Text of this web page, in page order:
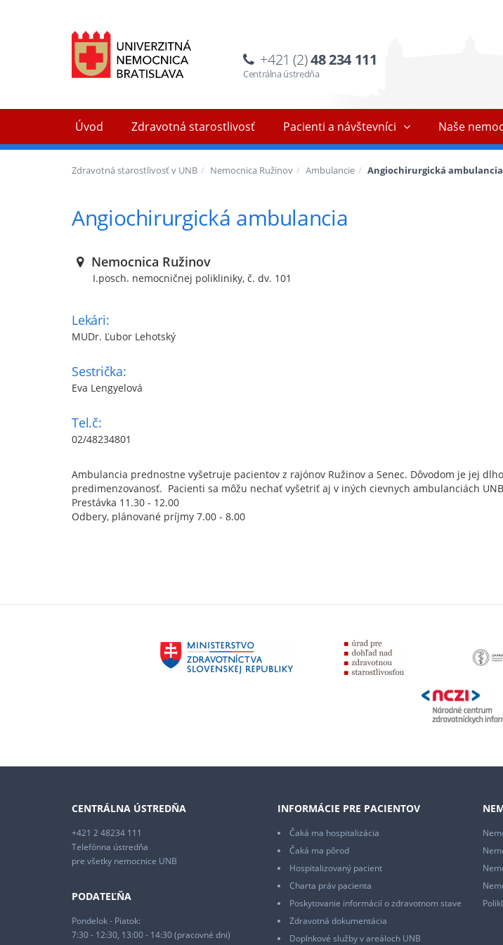
+421 (2)48 234 111
Centrálna ústredňa
Úvod Zdravotná starostlivosť Pacienti a návštevníci Naše
Zdravotná starostlivosť v UNB Nemocnica Ružinov Ambulancie Angiochirurgická ambulancia
Angiochirurgická ambulancia
Nemocnica Ružinov
I.posch. nemocničnej polikliniky, č. dv. 101
Lekári:
MUDr. Ľubor Lehotský
Sestrička:
Eva Lengyelová
Tel.č:
02/48234801
Ambulancia prednostne vyšetruje pacientov z rajónov Ružinov a Senec. Dôvodom je jej
predimenzovanosť. Pacienti sa môžu nechať vyšetriť aj v iných cievnych ambulanciách
Prestávka 11.30 - 12.00
Odbery, plánované príjmy 7.00 - 8.00
CENTRÁLNA ÚSTREDŇA
+421 2 48234 111
Telefónna ústredňa
pre všetky nemocnice UNB
PODATEĽŇA
Pondelok - Piatok:
7:30 - 12:30, 13:00 - 14:30 (pracovné dni)
INFORMÁCIE PRE PACIENTOV
Čaká ma hospitalizácia
Čaká ma pôrod
Hospitalizovaný pacient
Charta práv pacienta
Poskytovanie informácií o zdravotnom stave
Zdravotná dokumentácia
Doplnkové služby v areáloch UNB